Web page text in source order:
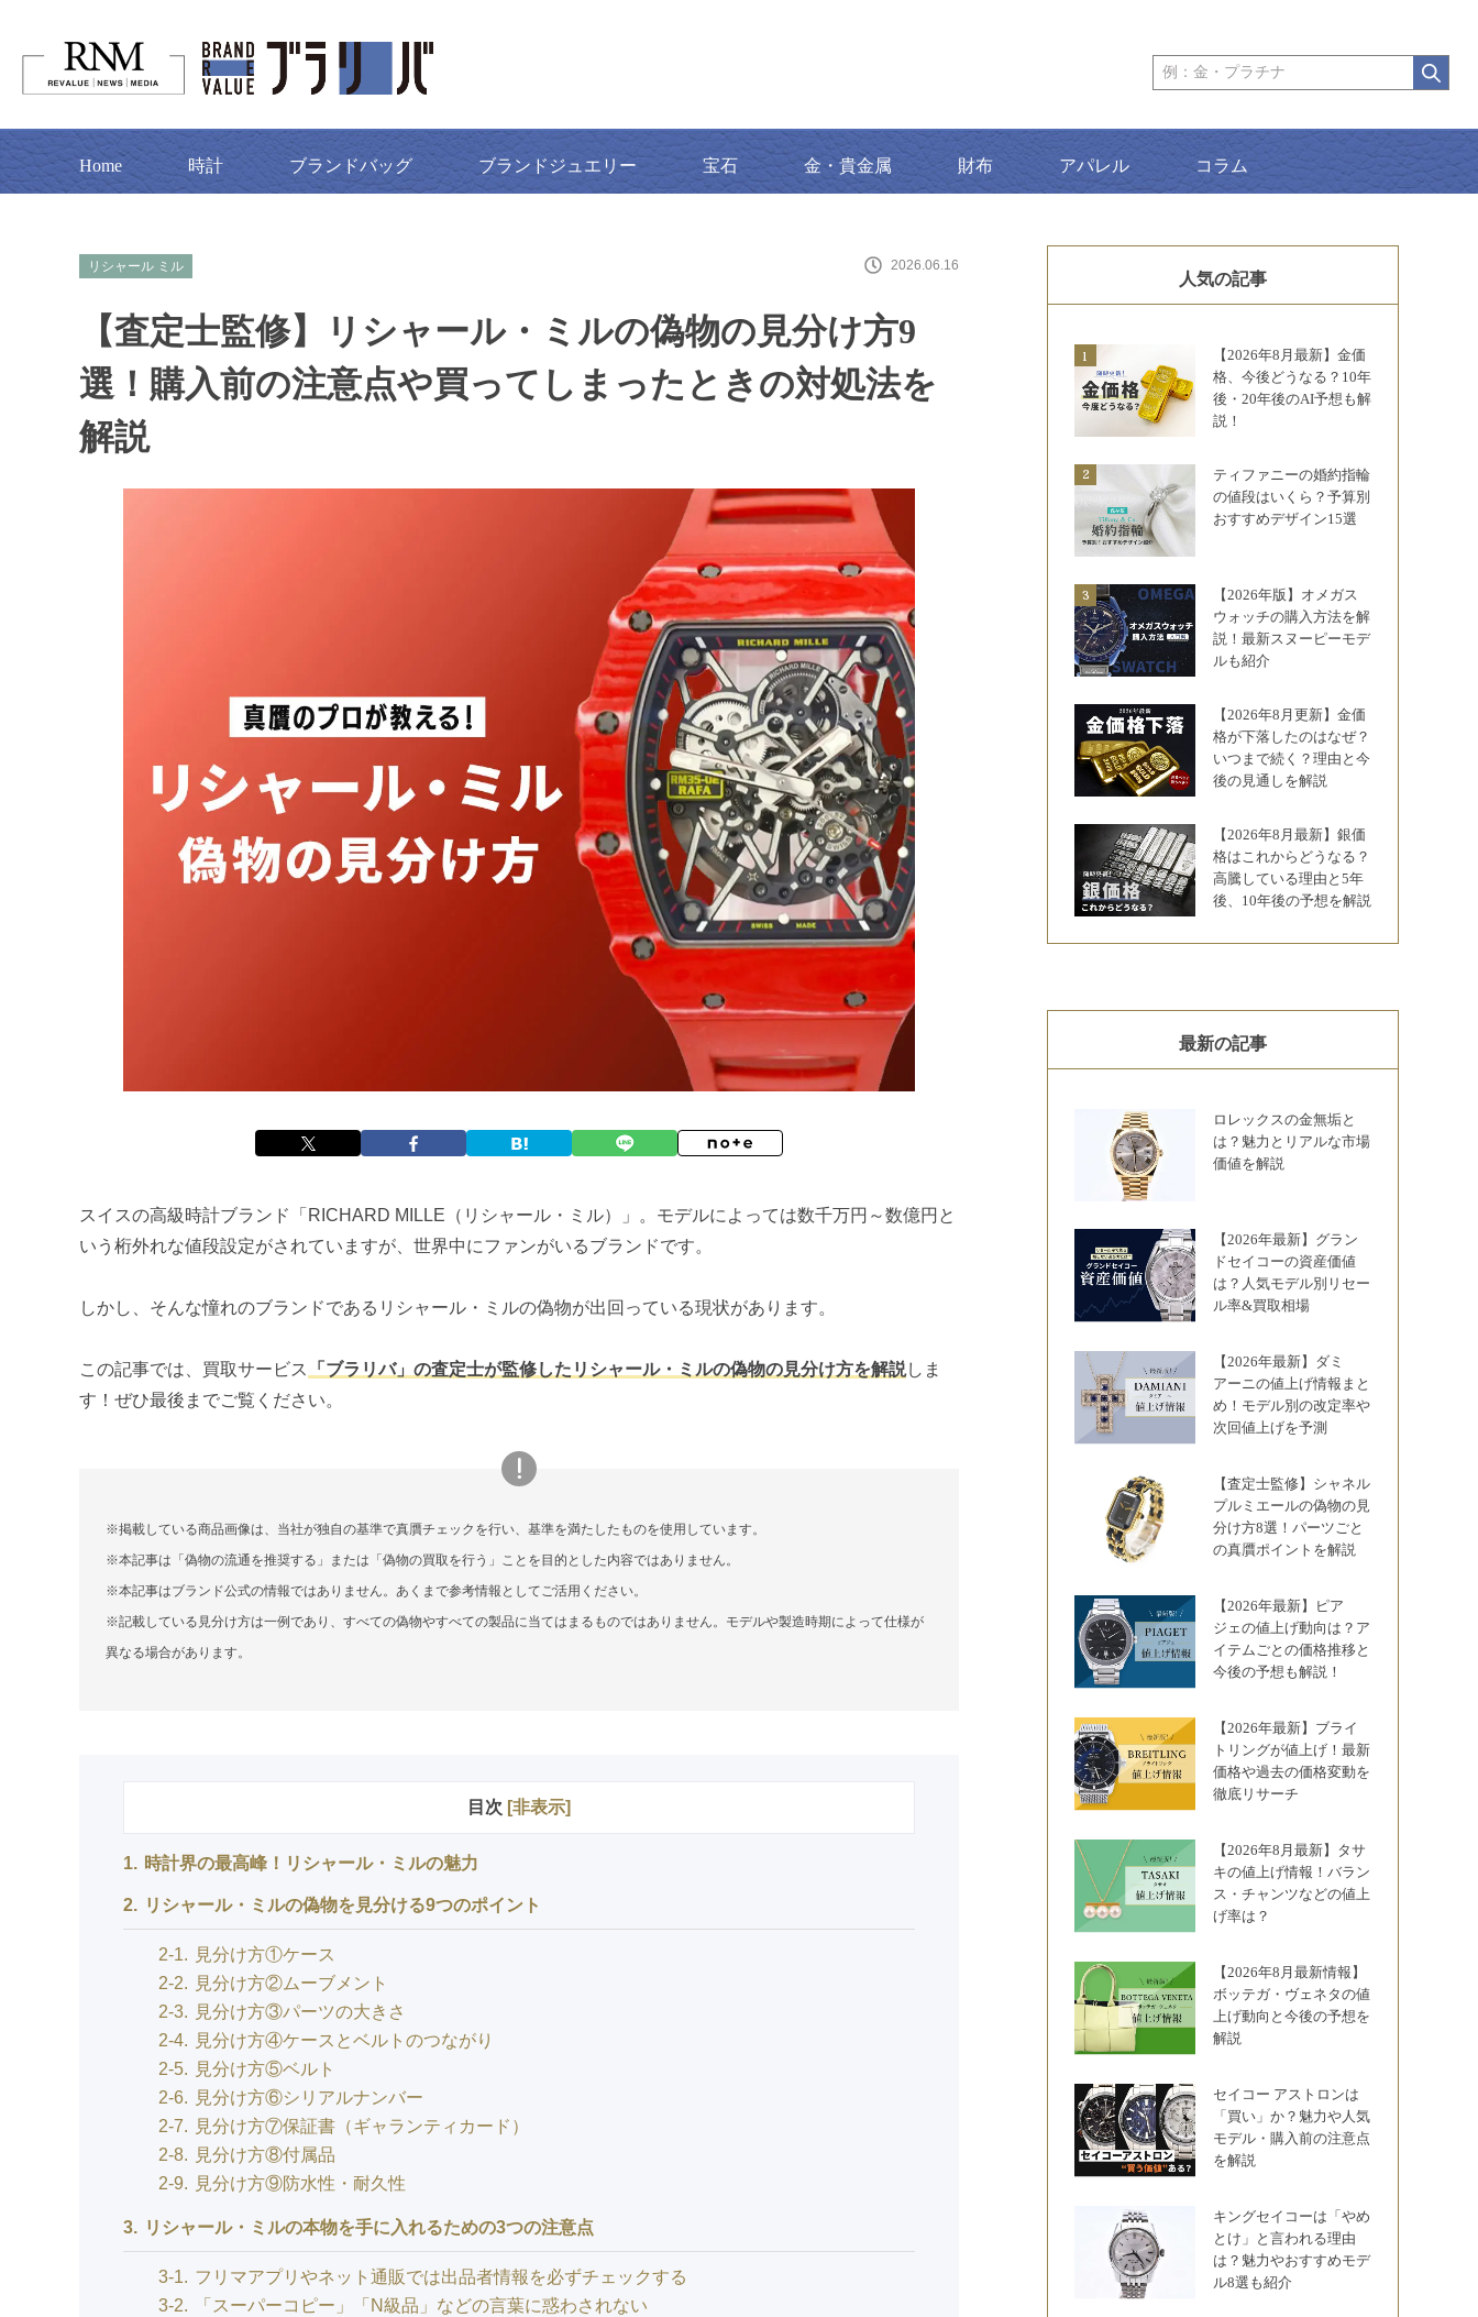
Home 時計 ブランドバッグ ブランドジュエリー 宝石 金・貴金属 財布 アパレル コラム
リシャール ミル 2026.06.16
【査定士監修】リシャール・ミルの偽物の見分け方9
選！購入前の注意点や買ってしまったときの対処法を
解説
スイスの高級時計ブランド「RICHARD MILLE（リシャール・ミル）」。モデルによっては数千万円～数億円と
いう桁外れな値段設定がされていますが、世界中にファンがいるブランドです。
しかし、そんな憧れのブランドであるリシャール・ミルの偽物が出回っている現状があります。
この記事では、買取サービス 「ブラリバ」の査定士が監修したリシャール・ミルの偽物の見分け方を解説しま
す！ぜひ最後までご覧ください。
※掲載している商品画像は、当社が独自の基準で真贋チェックを行い、基準を満たしたものを使用しています。
※本記事は「偽物の流通を推奨する」または「偽物の買取を行う」ことを目的とした内容ではありません。
※本記事はブランド公式の情報ではありません。あくまで参考情報としてご活用ください。
※記載している見分け方は一例であり、すべての偽物やすべての製品に当てはまるものではありません。モデルや製造時期によって仕様が
異なる場合があります。
目次 [非表示]
1 時計界の最高峰！リシャール・ミルの魅力
2 リシャール・ミルの偽物を見分ける9つのポイント
2-1
見分け方①ケース
2-2
見分け方②ムーブメント
2-3
見分け方③パーツの大きさ
2-4
見分け方④ケースとベルトのつながり
2-5
見分け方⑤ベルト
2-6
見分け方⑥シリアルナンバー
2-7
見分け方⑦保証書（ギャランティカード）
2-8
見分け方⑧付属品
2-9
見分け方⑨防水性・耐久性
3 リシャール・ミルの本物を手に入れるための3つの注意点
3-1
フリマアプリやネット通販では出品者情報を必ずチェックする
3-2
「スーパーコピー」「N級品」などの言葉に惑わされない
人気の記事
【2026年8月最新】金価
格、今後どうなる？10年
後・20年後のAI予想も解
説！
ティファニーの婚約指輪
の値段はいくら？予算別
おすすめデザイン15選
【2026年版】オメガス
ウォッチの購入方法を解
説！最新スヌーピーモデ
ルも紹介
【2026年8月更新】金価
格が下落したのはなぜ？
いつまで続く？理由と今
後の見通しを解説
【2026年8月最新】銀価
格はこれからどうなる？
高騰している理由と5年
後、10年後の予想を解説
最新の記事
ロレックスの金無垢と
は？魅力とリアルな市場
価値を解説
【2026年最新】グラン
ドセイコーの資産価値
は？人気モデル別リセー
ル率&買取相場
【2026年最新】ダミ
アーニの値上げ情報まと
め！モデル別の改定率や
次回値上げを予測
【査定士監修】シャネル
プルミエールの偽物の見
分け方8選！パーツごと
の真贋ポイントを解説
【2026年最新】ピア
ジェの値上げ動向は？ア
イテムごとの価格推移と
今後の予想も解説！
【2026年最新】ブライ
トリングが値上げ！最新
価格や過去の価格変動を
徹底リサーチ
【2026年8月最新】タサ
キの値上げ情報！バラン
ス・チャンツなどの値上
げ率は？
【2026年8月最新情報】
ボッテガ・ヴェネタの値
上げ動向と今後の予想を
解説
セイコー アストロンは
「買い」か？魅力や人気
モデル・購入前の注意点
を解説
キングセイコーは「やめ
とけ」と言われる理由
は？魅力やおすすめモデ
ル8選も紹介